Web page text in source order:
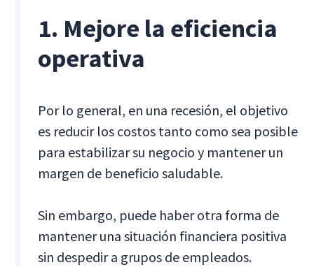
1. Mejore la eficiencia
operativa
Por lo general, en una recesión, el objetivo
es reducir los costos tanto como sea posible
para estabilizar su negocio y mantener un
margen de beneficio saludable.
Sin embargo, puede haber otra forma de
mantener una situación financiera positiva
sin despedir a grupos de empleados.